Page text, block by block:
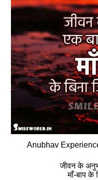
Anubhav
जीवन के
माँ-बाप के